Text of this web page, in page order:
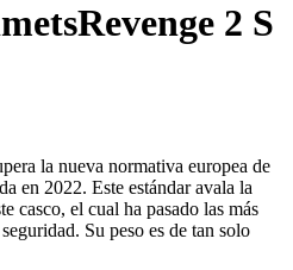
2 S
la nueva normativa europea de
en 2022. Este estándar avala la
casco, el cual ha pasado las más
Su peso es de tan solo